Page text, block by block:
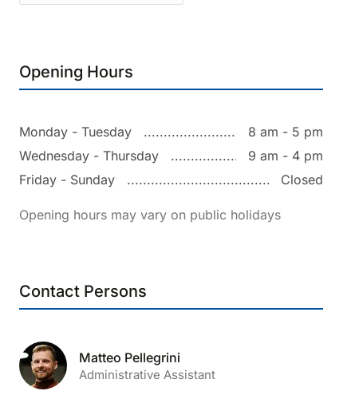
Opening Hours
Monday - Tuesday
8 am - 5 pm
Wednesday - Thursday
9 am - 4 pm
Friday - Sunday
Closed
Opening hours may vary on public holidays
Contact Persons
Matteo Pellegrini
Administrative Assistant